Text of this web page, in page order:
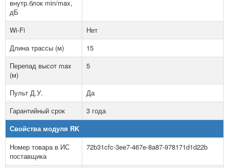
внутр.блок min/max,
дБ
Wi-Fi
Нет
Длина трассы (м)
15
Перепад высот max
(м)
5
Пульт Д.У.
Да
Гарантийный срок
3 года
Свойства модуля RK
Номер товара в ИС
поставщика
72b31cfc-3ee7-467e-8a87-978171d1d22b